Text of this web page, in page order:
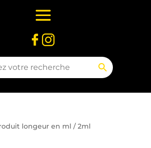
longeur en ml / 2ml